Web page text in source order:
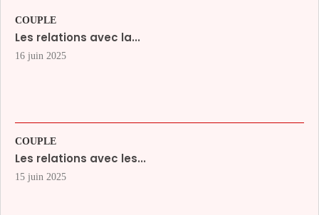
COUPLE
Les relations avec la...
16 juin 2025
COUPLE
Les relations avec les...
15 juin 2025